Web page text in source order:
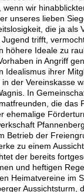
wenn wir
unseres lieben
die ja als
trifft,
höhere Ideale zu
in Angriff
Idealismus ihrer
der Vereinskasse
In
die das
ehemalige
Betrieb der
zu einem
der bereits
und heftigen
Heimatvereine im
Aussichtsturm,